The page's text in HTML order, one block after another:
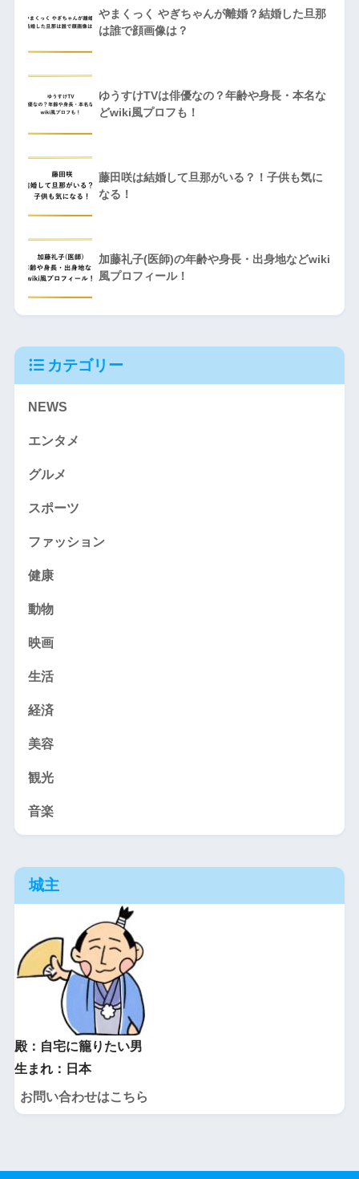
やまくっく やぎちゃんが離婚？結婚した旦那
は誰で顔画像は？
ゆうすけTVは俳優なの？年齢や身長・本名な
どwiki風プロフも！
藤田咲は結婚して旦那がいる？！子供も気に
なる！
加藤礼子(医師)の年齢や身長・出身地などwiki
風プロフィール！
カテゴリー
NEWS
エンタメ
グルメ
スポーツ
ファッション
健康
動物
映画
生活
経済
美容
観光
音楽
城主
殿：自宅に籠りたい男
生まれ：日本
お問い合わせはこちら